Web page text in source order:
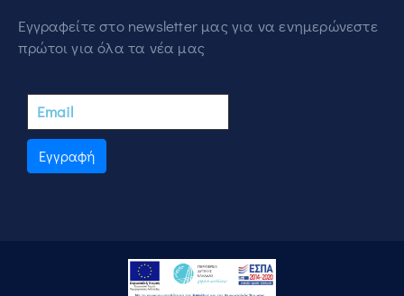
Εγγραφείτε στο newsletter μας για να ενημερώνεστε
πρώτοι για όλα τα νέα μας
Εγγραφή